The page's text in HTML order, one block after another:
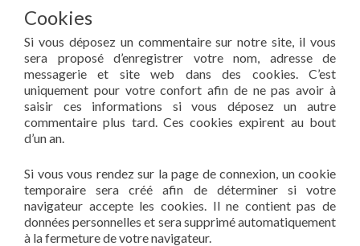
Cookies
Si vous déposez un commentaire sur notre site, il vous
sera proposé d’enregistrer votre nom, adresse de
messagerie et site web dans des cookies. C’est
uniquement pour votre confort afin de ne pas avoir à
saisir ces informations si vous déposez un autre
commentaire plus tard. Ces cookies expirent au bout
d’un an.
Si vous vous rendez sur la page de connexion, un cookie
temporaire sera créé afin de déterminer si votre
navigateur accepte les cookies. Il ne contient pas de
données personnelles et sera supprimé automatiquement
à la fermeture de votre navigateur.